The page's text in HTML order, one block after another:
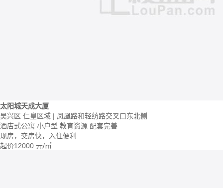
太阳城天成大厦
吴兴区 仁皇区域 | 凤凰路和轻纺路交叉口东北侧
酒店式公寓 小户型 教育资源 配套完善
现房，交房快，入住便利
起价12000 元/㎡